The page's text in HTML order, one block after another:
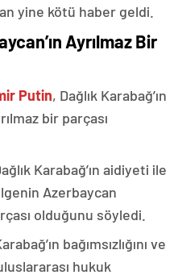
yine kötü haber geldi.
Ayrılmaz Bir
Putin, Dağlık Karabağ’ın
bir parçası
Karabağ’ın aidiyeti ile
Azerbaycan
olduğunu söyledi.
bağımsızlığını ve
hukuk